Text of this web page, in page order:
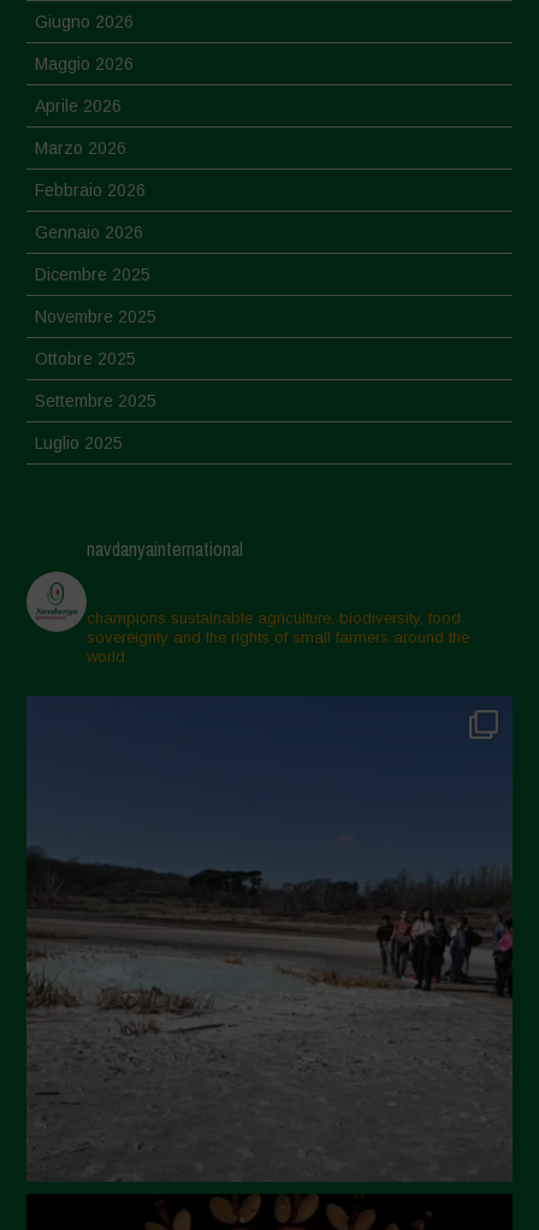
Giugno 2026
Maggio 2026
Aprile 2026
Marzo 2026
Febbraio 2026
Gennaio 2026
Dicembre 2025
Novembre 2025
Ottobre 2025
Settembre 2025
Luglio 2025
Aprile 2025
Marzo 2025
Febbraio 2025
Gennaio 2025
Settembre 2024
Luglio 2024
Maggio 2024
Aprile 2024
Marzo 2024
Febbraio 2024
navdanyainternational
champions sustainable agriculture, biodiversity, food
sovereignty and the rights of small farmers around the
world.